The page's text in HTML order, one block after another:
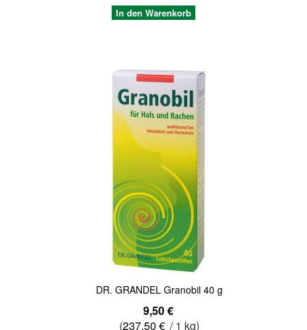
In den Warenkorb
DR. GRANDEL Granobil 40 g
9,50 €
(237,50 € / 1 kg)